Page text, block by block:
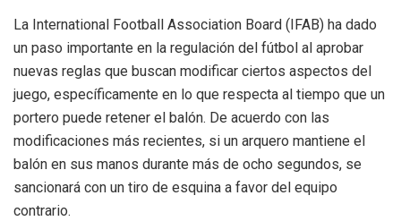
La International Football Association Board (IFAB) ha dado
un paso importante en la regulación del fútbol al aprobar
nuevas reglas que buscan modificar ciertos aspectos del
juego, específicamente en lo que respecta al tiempo que un
portero puede retener el balón. De acuerdo con las
modificaciones más recientes, si un arquero mantiene el
balón en sus manos durante más de ocho segundos, se
sancionará con un tiro de esquina a favor del equipo
contrario.